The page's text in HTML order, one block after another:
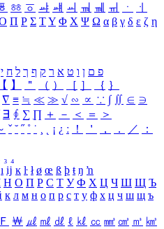
ㆄ ㆅ ㆆ ㆇ ㆈ ㆉ ㆊ ㆋ ㆌ ㆍ
ㆎ
Π Ρ Σ ΤΥ Φ Χ Ψ Ω α β γ δ ε ζ η
פ ם ן ו ט א ר ק ף ך ל ח י
【 】 ＂ （ ） ［ ］ ｛ ｝
∇ ≡ ≒ ≪ ≫ √ ∽ ∝ ∵ ∫ ∬ ∈ ∋
∃ ∮ ∑ ∏ ＋ － ＜ ＝
＞
ˇ ˘ ˝ ˚ ˙ ¸ ¡ ¿ ː ！ ＇ ， ． ／
：
₃ ₄
ı ĳ ĸ ŀ ł ø œ ß þ ŧ ŋ ŉ
Н О П Р С Т У Ф Х Ц Ч Ш Щ Ъ
к л м н о п р с т у ф х ц ч ш щ ъ
Ｆ ￦ ㎕ ㎖ ㎗ ℓ ㎘ ㏄ ㎣ ㎤ ㎥ ㎦